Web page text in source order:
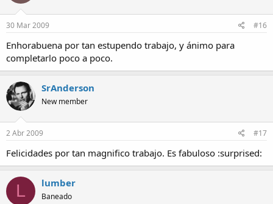
30 Mar 2009 #16
Enhorabuena por tan estupendo trabajo, y ánimo para
completarlo poco a poco.
SrAnderson
New member
2 Abr 2009 #17
Felicidades por tan magnifico trabajo. Es fabuloso :surprised:
L lumber
Baneado